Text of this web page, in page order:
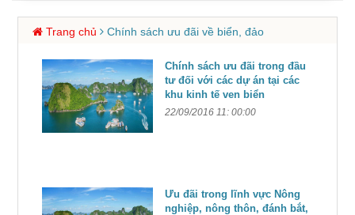
Trang chủ Chính sách ưu đãi về biển, đảo
Chính sách ưu đãi trong đầu
tư đối với các dự án tại các
khu kinh tế ven biển
22/09/2016 11: 00:00
Ưu đãi trong lĩnh vực Nông
nghiệp, nông thôn, đánh bắt,